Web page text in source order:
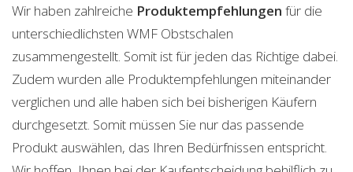
Wir haben zahlreiche Produktempfehlungen für die
unterschiedlichsten WMF Obstschalen
zusammengestellt. Somit ist für jeden das Richtige dabei.
Zudem wurden alle Produktempfehlungen miteinander
verglichen und alle haben sich bei bisherigen Käufern
durchgesetzt. Somit müssen Sie nur das passende
Produkt auswählen, das Ihren Bedürfnissen entspricht.